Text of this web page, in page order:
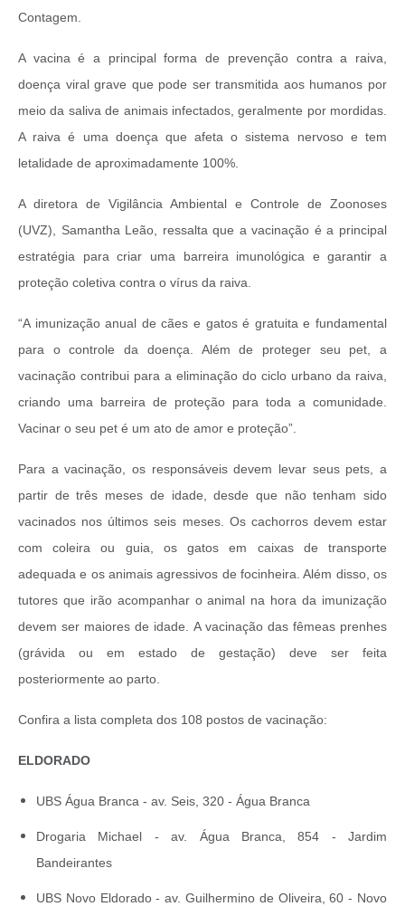
Contagem.
A vacina é a principal forma de prevenção contra a raiva,
doença viral grave que pode ser transmitida aos humanos por
meio da saliva de animais infectados, geralmente por mordidas.
A raiva é uma doença que afeta o sistema nervoso e tem
letalidade de aproximadamente 100%.
A diretora de Vigilância Ambiental e Controle de Zoonoses
(UVZ), Samantha Leão, ressalta que a vacinação é a principal
estratégia para criar uma barreira imunológica e garantir a
proteção coletiva contra o vírus da raiva.
“A imunização anual de cães e gatos é gratuita e fundamental
para o controle da doença. Além de proteger seu pet, a
vacinação contribui para a eliminação do ciclo urbano da raiva,
criando uma barreira de proteção para toda a comunidade.
Vacinar o seu pet é um ato de amor e proteção”.
Para a vacinação, os responsáveis devem levar seus pets, a
partir de três meses de idade, desde que não tenham sido
vacinados nos últimos seis meses. Os cachorros devem estar
com coleira ou guia, os gatos em caixas de transporte
adequada e os animais agressivos de focinheira. Além disso, os
tutores que irão acompanhar o animal na hora da imunização
devem ser maiores de idade. A vacinação das fêmeas prenhes
(grávida ou em estado de gestação) deve ser feita
posteriormente ao parto.
Confira a lista completa dos 108 postos de vacinação:
ELDORADO
UBS Água Branca - av. Seis, 320 - Água Branca
Drogaria Michael - av. Água Branca, 854 - Jardim
Bandeirantes
UBS Novo Eldorado - av. Guilhermino de Oliveira, 60 - Novo